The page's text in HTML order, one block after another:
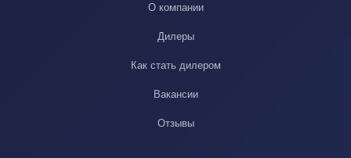
О компании
Дилеры
Как стать дилером
Вакансии
Отзывы